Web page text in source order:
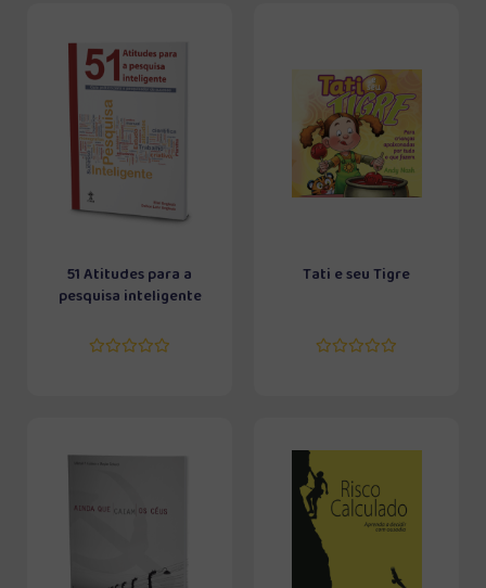
51 Atitudes para a
pesquisa inteligente
Tati e seu Tigre